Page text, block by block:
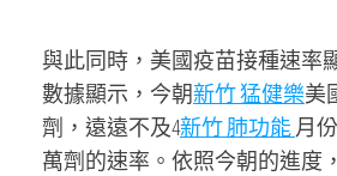
與此同時，美國疫苗接種速率
數據顯示，今朝新竹 猛健樂美
劑，遠遠不及4新竹 肺功能月
萬劑的速率。依照今朝的進度